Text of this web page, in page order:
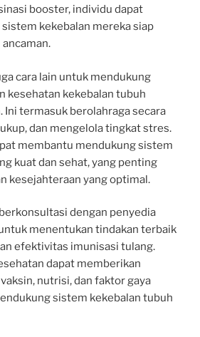
booster, individu dapat
kekebalan mereka siap
cara lain untuk mendukung
kesehatan kekebalan tubuh
Ini termasuk berolahraga secara
dan mengelola tingkat stres.
membantu mendukung sistem
kuat dan sehat, yang penting
kesejahteraan yang optimal.
dengan penyedia
menentukan tindakan terbaik
efektivitas imunisasi tulang.
dapat memberikan
nutrisi, dan faktor gaya
sistem kekebalan tubuh